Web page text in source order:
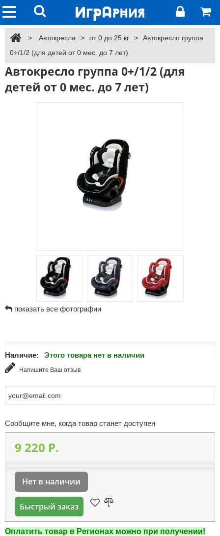
> Автокресла > от 0 до 25 кг >
Автокресло группа
0+/1/2 (для детей от 0 мес. до 7 лет)
Автокресло группа 0+/1/2 (для
детей от 0 мес. до 7 лет)
показать все фотографии
Наличие: Этого товара нет в наличии
Напишите Ваш отзыв
Сообщите мне, когда товар станет доступен
9 220 P.
Нет в наличии
Быстрый заказ
Оплатить товар в Регионах можно при получении!